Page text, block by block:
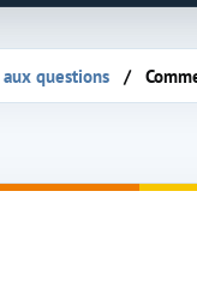
questions